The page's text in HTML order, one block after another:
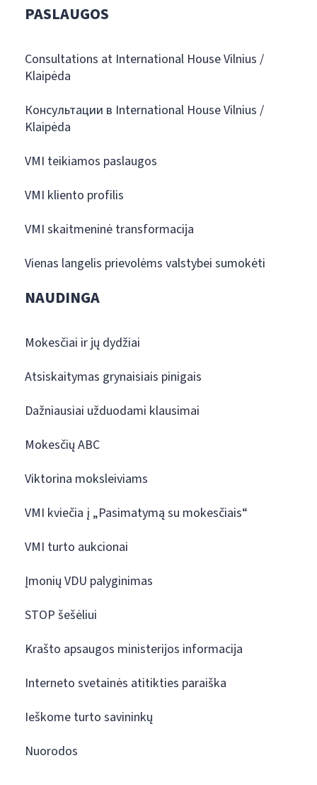
PASLAUGOS
Consultations at International House Vilnius /
Klaipėda
Консультации в International House Vilnius /
Klaipėda
VMI teikiamos paslaugos
VMI kliento profilis
VMI skaitmeninė transformacija
Vienas langelis prievolėms valstybei sumokėti
NAUDINGA
Mokesčiai ir jų dydžiai
Atsiskaitymas grynaisiais pinigais
Dažniausiai užduodami klausimai
Mokesčių ABC
Viktorina moksleiviams
VMI kviečia į „Pasimatymą su mokesčiais“
VMI turto aukcionai
Įmonių VDU palyginimas
STOP šešėliui
Krašto apsaugos ministerijos informacija
Interneto svetainės atitikties paraiška
Ieškome turto savininkų
Nuorodos